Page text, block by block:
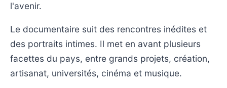
l'avenir.
Le documentaire suit des rencontres inédites et
des portraits intimes. Il met en avant plusieurs
facettes du pays, entre grands projets, création,
artisanat, universités, cinéma et musique.